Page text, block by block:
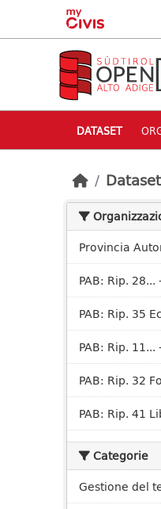
Skip to main content
DATASET
Dataset
Provincia
PAB: Rip. 28...
PAB: Rip. 35
PAB: Rip. 11...
PAB: Rip. 32
PAB: Rip. 41
Categorie
Gestione del